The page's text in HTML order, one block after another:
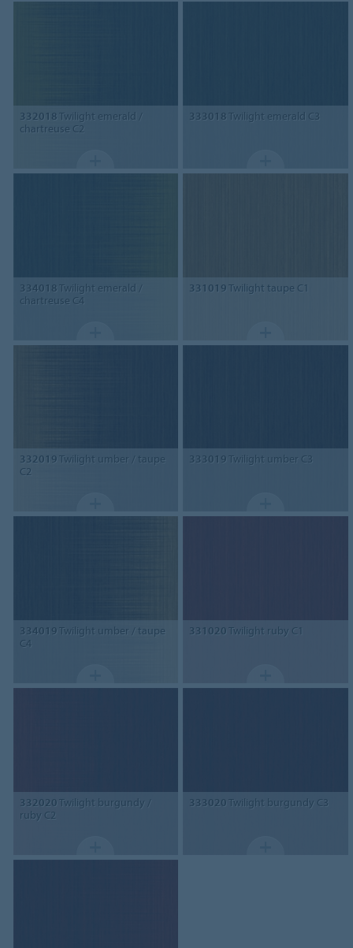
332018Twilight emerald /
chartreuse C2
333018 Twilight emerald C3
334018 Twilight emerald /
chartreuse C4
331019Twilight taupe C1
332019Twilight umber / taupe
C2
333019 Twilight umber C3
334019 Twilight umber / taupe
C4
331020Twilight ruby C1
332020Twilight burgundy /
ruby C2
333020 Twilight burgundy C3